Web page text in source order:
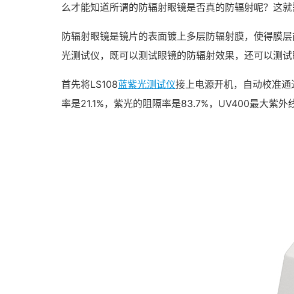
么才能知道所谓的防辐射眼镜是否真的防辐射呢？这
防辐射眼镜是镜片的表面镀上多层防辐射膜，使得膜
光测试仪，既可以测试眼镜的防辐射效果，还可以测
首先将LS108蓝紫光测试仪接上电源开机，自动校准
率是21.1%，紫光的阻隔率是83.7%，UV400最大紫外